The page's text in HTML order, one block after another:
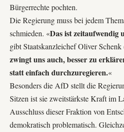
Bürgerrechte pochten.
Die Regierung muss bei jedem
schmieden. «Das ist zeitaufwendig
gibt Staatskanzleichef Oliver
zwingt uns auch, besser zu
statt einfach durchzuregieren.«
Besonders die AfD stellt die
Sitzen ist sie zweitstärkste Kraft im
Ausschluss dieser Fraktion von
demokratisch problematisch.